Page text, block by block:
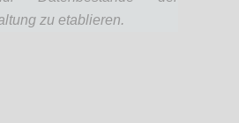
zu etablieren.